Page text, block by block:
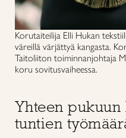
Korutaiteilija Elli Hukan
väreillä värjättyä kangasta.
Taitoliiton toiminnanjohtaja
koru sovitusvaiheessa.
Yhteen
tuntien